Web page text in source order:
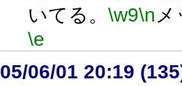
いてる。 \w9\n
\e
05/06/01 20:19